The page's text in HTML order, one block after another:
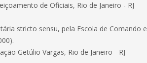
de Oficiais, Rio de Janeiro - RJ
stricto sensu, pela Escola de Comando e
Getúlio Vargas, Rio de Janeiro - RJ